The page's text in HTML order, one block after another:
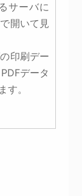
サーバに
開いて見
印刷デー
データ
。